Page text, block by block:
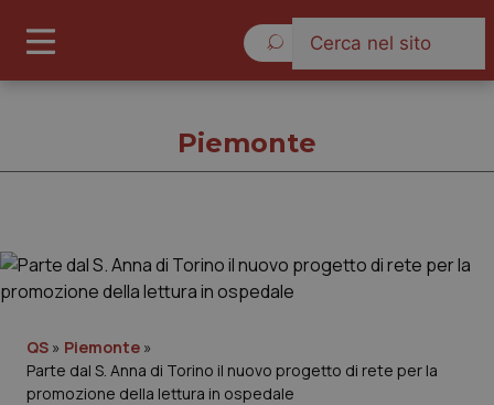
Governo e Parlamento
Piemonte
QS » Piemonte »
Parte dal S. Anna di Torino il nuovo progetto di rete per la
promozione della lettura in ospedale